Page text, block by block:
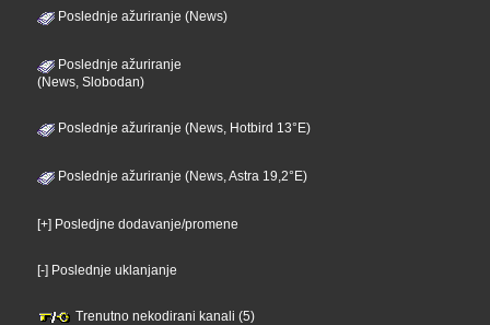
Poslednje ažuriranje (News)
Poslednje ažuriranje
(News, Slobodan)
Poslednje ažuriranje (News, Hotbird 13°E)
Poslednje ažuriranje (News, Astra 19,2°E)
[+] Posledjne dodavanje/promene
[-] Poslednje uklanjanje
Trenutno nekodirani kanali (5)